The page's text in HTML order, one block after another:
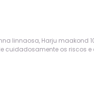
linnaosa, Harju maakond
cuidadosamente os riscos e